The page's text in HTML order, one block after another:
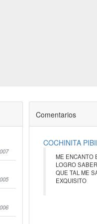
Comentarios
COCHINITA
ME ENCANTO
LOGRO
QUE TAL ME
EXQUISITO